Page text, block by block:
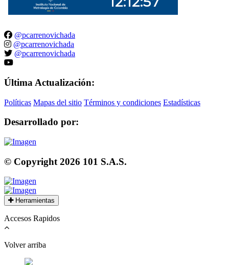
@pcarrenovichada
@pcarrenovichada
@pcarrenovichada
Última Actualización:
Políticas Mapas del sitio Términos y condiciones Estadísticas
Desarrollado por:
© Copyright 2026 101 S.A.S.
Herramientas
Accesos Rapidos
Volver arriba